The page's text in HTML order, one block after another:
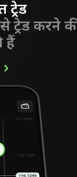
ट्रेड करने की
हैं